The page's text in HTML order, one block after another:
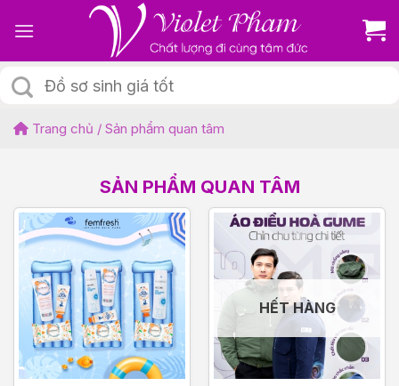
Tìm
kiếm:
Trang chủ / Sản phẩm quan tâm
SẢN PHẨM QUAN TÂM
HẾT HÀNG